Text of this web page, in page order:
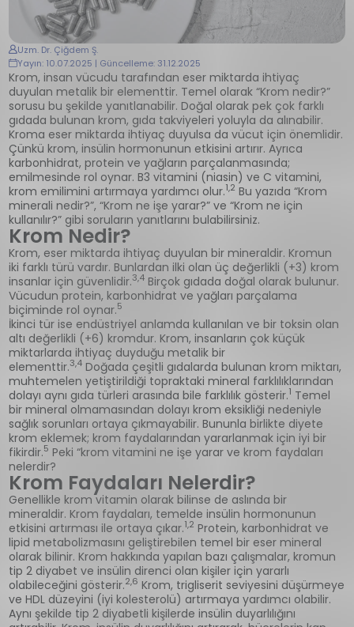
Uzm. Dr. Çiğdem Ş.
Yayın: 10.07.2025 | Güncelleme: 31.12.2025
Krom, insan vücudu tarafından eser miktarda ihtiyaç
duyulan metalik bir elementtir. Temel olarak “Krom nedir?”
sorusu bu şekilde yanıtlanabilir. Doğal olarak pek çok farklı
gıdada bulunan krom, gıda takviyeleri yoluyla da alınabilir.
Kroma eser miktarda ihtiyaç duyulsa da vücut için önemlidir.
Çünkü krom, insülin hormonunun etkisini artırır. Ayrıca
karbonhidrat, protein ve yağların parçalanmasında;
emilmesinde rol oynar. B3 vitamini (niasin) ve C vitamini,
krom emilimini artırmaya yardımcı olur.1,2 Bu yazıda “Krom
minerali nedir?”, “Krom ne işe yarar?” ve “Krom ne için
kullanılır?” gibi soruların yanıtlarını bulabilirsiniz.
Krom Nedir?
Krom, eser miktarda ihtiyaç duyulan bir mineraldir. Kromun
iki farklı türü vardır. Bunlardan ilki olan üç değerlikli (+3) krom
insanlar için güvenlidir.3,4 Birçok gıdada doğal olarak bulunur.
Vücudun protein, karbonhidrat ve yağları parçalama
biçiminde rol oynar.5
İkinci tür ise endüstriyel anlamda kullanılan ve bir toksin olan
altı değerlikli (+6) kromdur. Krom, insanların çok küçük
miktarlarda ihtiyaç duyduğu metalik bir
elementtir.3,4 Doğada çeşitli gıdalarda bulunan krom miktarı,
muhtemelen yetiştirildiği topraktaki mineral farklılıklarından
dolayı aynı gıda türleri arasında bile farklılık gösterir.1 Temel
bir mineral olmamasından dolayı krom eksikliği nedeniyle
sağlık sorunları ortaya çıkmayabilir. Bununla birlikte diyete
krom eklemek; krom faydalarından yararlanmak için iyi bir
fikirdir.5 Peki “krom vitamini ne işe yarar ve krom faydaları
nelerdir?
Krom Faydaları Nelerdir?
Genellikle krom vitamin olarak bilinse de aslında bir
mineraldir. Krom faydaları, temelde insülin hormonunun
etkisini artırması ile ortaya çıkar.1,2 Protein, karbonhidrat ve
lipid metabolizmasını geliştirebilen temel bir eser mineral
olarak bilinir. Krom hakkında yapılan bazı çalışmalar, kromun
tip 2 diyabet ve insülin direnci olan kişiler için yararlı
olabileceğini gösterir.2,6 Krom, trigliserit seviyesini düşürmeye
ve HDL düzeyini (iyi kolesterolü) artırmaya yardımcı olabilir.
Aynı şekilde tip 2 diyabetli kişilerde insülin duyarlılığını